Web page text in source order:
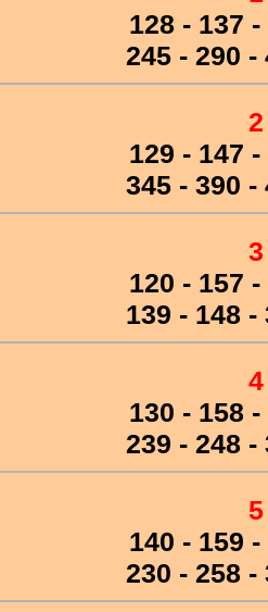
128 - 137
245 - 290 -
2
129 - 147
345 - 390 -
3
120 - 157
139 - 148 -
4
130 - 158
239 - 248 -
5
140 - 159
230 - 258 -